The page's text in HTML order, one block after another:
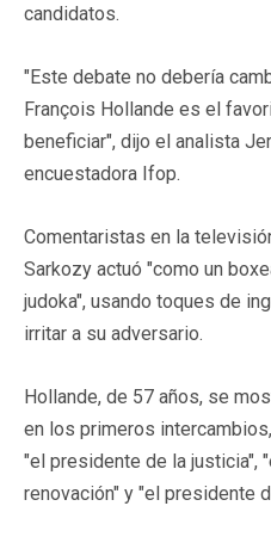
candidatos.
"Este debate no debería
François Hollande es el
beneficiar", dijo el analista
encuestadora Ifop.
Comentaristas en la
Sarkozy actuó "como un
judoka", usando toques de
irritar a su adversario.
Hollande, de 57 años, se
en los primeros
"el presidente de la justicia",
renovación" y "el presidente